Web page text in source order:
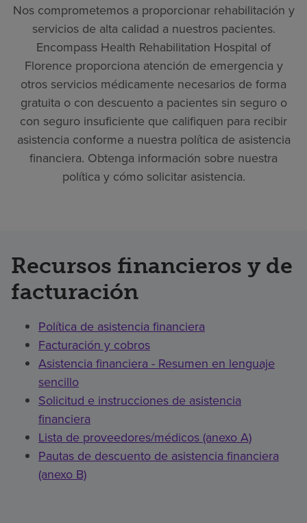
Nos comprometemos a proporcionar rehabilitación y
servicios de alta calidad a nuestros pacientes.
Encompass Health Rehabilitation Hospital of
Florence proporciona atención de emergencia y
otros servicios médicamente necesarios de forma
gratuita o con descuento a pacientes sin seguro o
con seguro insuficiente que califiquen para recibir
asistencia conforme a nuestra política de asistencia
financiera. Obtenga información sobre nuestra
política y cómo solicitar asistencia.
Recursos financieros y de
facturación
Política de asistencia financiera
Facturación y cobros
Asistencia financiera - Resumen en lenguaje
sencillo
Solicitud e instrucciones de asistencia
financiera
Lista de proveedores/médicos (anexo A)
Pautas de descuento de asistencia financiera
(anexo B)